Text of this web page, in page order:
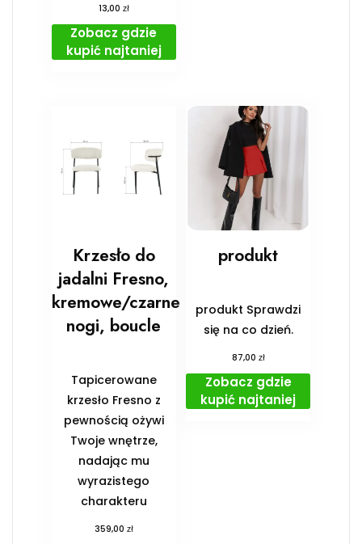
13,00 zł
Zobacz gdzie
kupić najtaniej
Krzesło do
jadalni Fresno,
kremowe/czarne
nogi, boucle
Tapicerowane
krzesło Fresno z
pewnością ożywi
Twoje wnętrze,
nadając mu
wyrazistego
charakteru
359,00 zł
produkt
produkt Sprawdzi
się na co dzień.
87,00 zł
Zobacz gdzie
kupić najtaniej